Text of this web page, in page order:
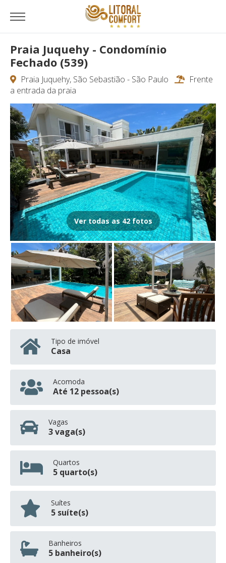
Praia Juquehy - Condomínio
Fechado (539)
Praia Juquehy, São Sebastião - São Paulo
Frente
a entrada da praia
Ver todas as 42 fotos
Tipo de imóvel
Casa
Acomoda
Até 12 pessoa(s)
Vagas
3 vaga(s)
Quartos
5 quarto(s)
Suítes
5 suíte(s)
Banheiros
5 banheiro(s)